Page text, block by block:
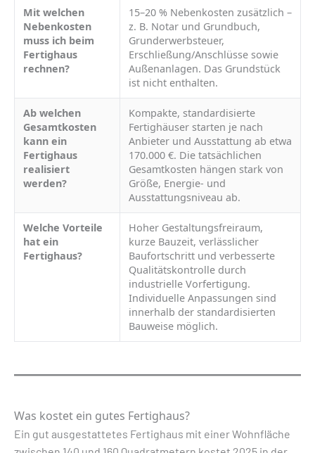
Mit welchen
Nebenkosten
muss ich beim
Fertighaus
rechnen?
15–20 % Nebenkosten zusätzlich –
z. B. Notar und Grundbuch,
Grunderwerbsteuer,
Erschließung/Anschlüsse sowie
Außenanlagen. Das Grundstück
ist nicht enthalten.
Ab welchen
Gesamtkosten
kann ein
Fertighaus
realisiert
werden?
Kompakte, standardisierte
Fertighäuser starten je nach
Anbieter und Ausstattung ab etwa
170.000 €. Die tatsächlichen
Gesamtkosten hängen stark von
Größe, Energie- und
Ausstattungsniveau ab.
Welche Vorteile
hat ein
Fertighaus?
Hoher Gestaltungsfreiraum,
kurze Bauzeit, verlässlicher
Baufortschritt und verbesserte
Qualitätskontrolle durch
industrielle Vorfertigung.
Individuelle Anpassungen sind
innerhalb der standardisierten
Bauweise möglich.
Was kostet ein gutes Fertighaus?
Ein gut ausgestattetes Fertighaus mit einer Wohnfläche